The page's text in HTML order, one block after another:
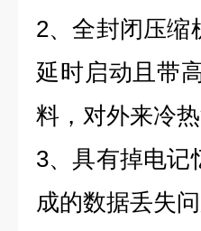
2、全封闭压缩
延时启动且带
料，对外来冷
3、具有掉电记
成的数据丢失问